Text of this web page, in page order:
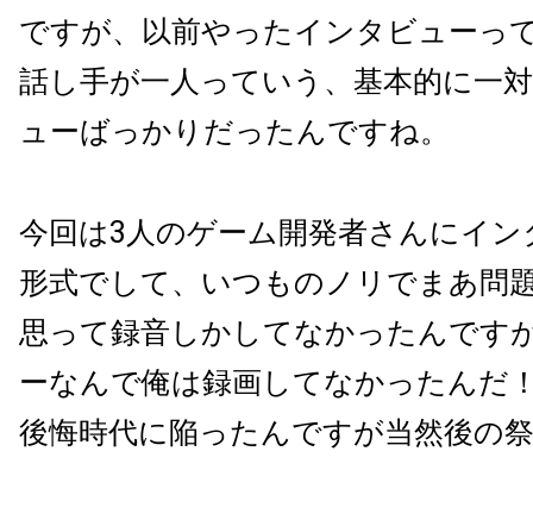
ですが、以前やったインタビューっ
話し手が一人っていう、基本的に一
ューばっかりだったんですね。
今回は3人のゲーム開発者さんにイ
形式でして、いつものノリでまあ問
思って録音しかしてなかったんです
ーなんで俺は録画してなかったんだ
後悔時代に陥ったんですが当然後の